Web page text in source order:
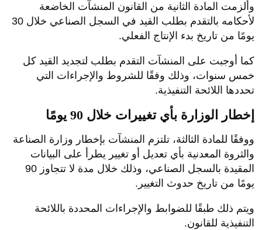
وألزمت المادة الثانية من القانون المنشآت الخاضعة
لأحكامه بالتقدم بطلب القيد في السجل الصناعي خلال 30
يومًا من تاريخ بدء الإنتاج الفعلي.
كما أوجبت على المنشآت التقدم بطلب لتجديد القيد كل
خمس سنوات، وذلك وفقًا للشروط والإجراءات التي
تحددها اللائحة التنفيذية.
إخطار الوزارة بأي تغييرات خلال 90 يومًا
ووفقًا للمادة الثالثة، تلتزم المنشآت بإخطار وزارة الصناعة
والثروة المعدنية بأي تعديل أو تغيير يطرأ على البيانات
المقيدة بالسجل الصناعي، وذلك خلال مدة لا تتجاوز 90
يومًا من تاريخ حدوث التغيير.
ويتم ذلك طبقًا للضوابط والإجراءات المحددة باللائحة
التنفيذية للقانون.